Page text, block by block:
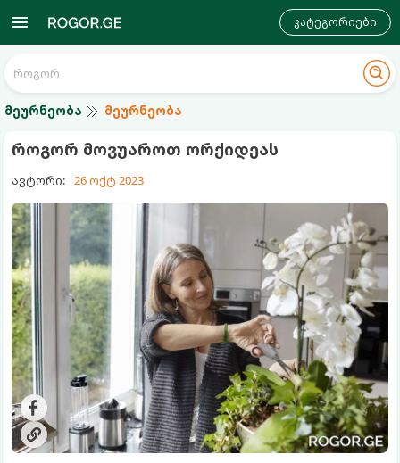
კატეგორიები
მეურნეობა მეურნეობა
როგორ მოვუაროთ ორქიდეას
ავტორი: 26 ოქტ 2023